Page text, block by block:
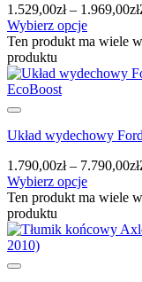
1.529,00zł – 1.969,00zł
Wybierz opcje
Ten produkt ma wiele
produktu
Układ wydechowy
1.790,00zł – 7.790,00zł
Wybierz opcje
Ten produkt ma wiele
produktu